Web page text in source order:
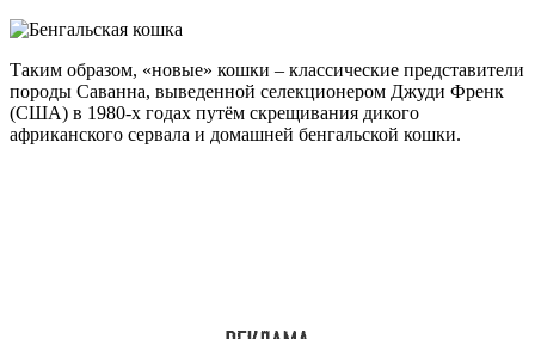
Таким образом, «новые» кошки – классические представители
породы Саванна, выведенной селекционером Джуди Френк
(США) в 1980-х годах путём скрещивания дикого
африканского сервала и домашней бенгальской кошки.